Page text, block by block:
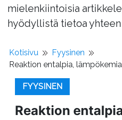
mielenkiintoisia
hyödyllistä tietoa yhteen
Kotisivu
Fyysinen
Reaktion entalpia,
FYYSINEN
Reaktion